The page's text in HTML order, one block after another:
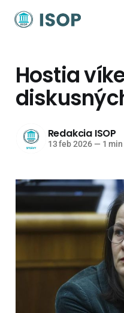
Hostia
Redakcia ISOP
13 feb 2026 — 1